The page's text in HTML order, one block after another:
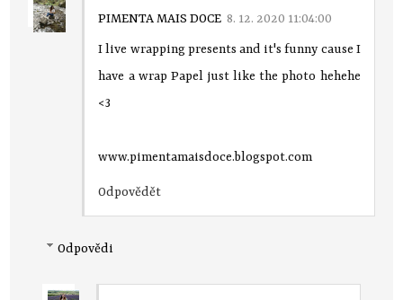
PIMENTA MAIS DOCE 8. 12. 2020 11:04:00
I live wrapping presents and it's funny cause I
have a wrap Papel just like the photo hehehe
<3
www.pimentamaisdoce.blogspot.com
Odpovědět
Odpovědi